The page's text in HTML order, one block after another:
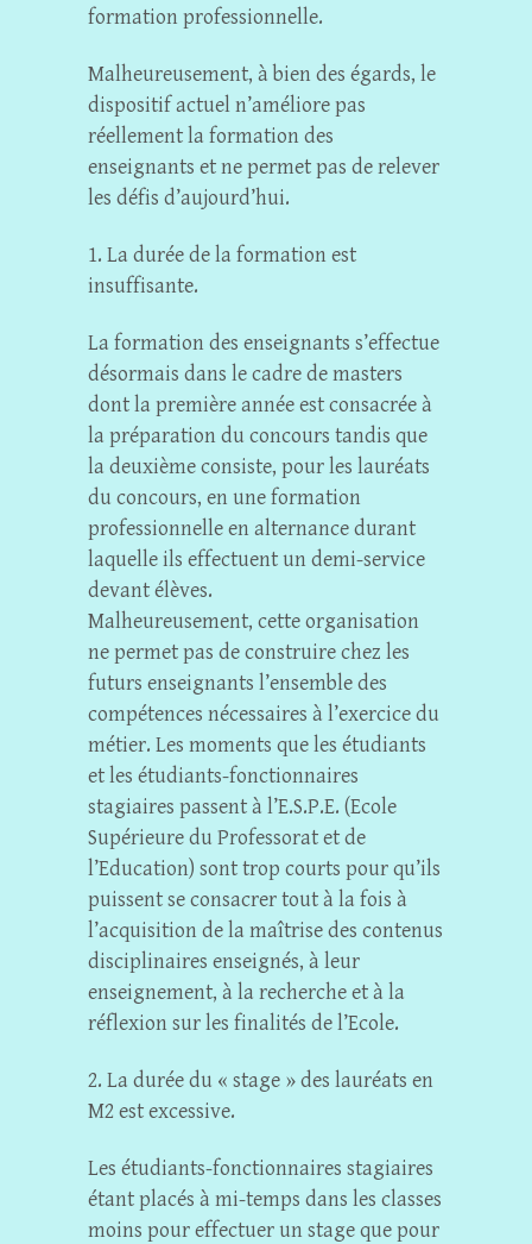
formation professionnelle.
Malheureusement, à bien des égards, le
dispositif actuel n’améliore pas
réellement la formation des
enseignants et ne permet pas de relever
les défis d’aujourd’hui.
1. La durée de la formation est
insuffisante.
La formation des enseignants s’effectue
désormais dans le cadre de masters
dont la première année est consacrée à
la préparation du concours tandis que
la deuxième consiste, pour les lauréats
du concours, en une formation
professionnelle en alternance durant
laquelle ils effectuent un demi-service
devant élèves.
Malheureusement, cette organisation
ne permet pas de construire chez les
futurs enseignants l’ensemble des
compétences nécessaires à l’exercice du
métier. Les moments que les étudiants
et les étudiants-fonctionnaires
stagiaires passent à l’E.S.P.E. (Ecole
Supérieure du Professorat et de
l’Education) sont trop courts pour qu’ils
puissent se consacrer tout à la fois à
l’acquisition de la maîtrise des contenus
disciplinaires enseignés, à leur
enseignement, à la recherche et à la
réflexion sur les finalités de l’Ecole.
2. La durée du « stage » des lauréats en
M2 est excessive.
Les étudiants-fonctionnaires stagiaires
étant placés à mi-temps dans les classes
moins pour effectuer un stage que pour